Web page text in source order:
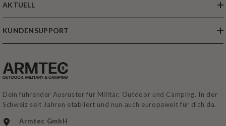
AKTUELL
KUNDENSUPPORT
Dein führender Ausrüster für Militär, Outdoor und Camping. In der
Schweiz seit Jahren etabliert und nun auch europaweit für dich da.
Armtec GmbH